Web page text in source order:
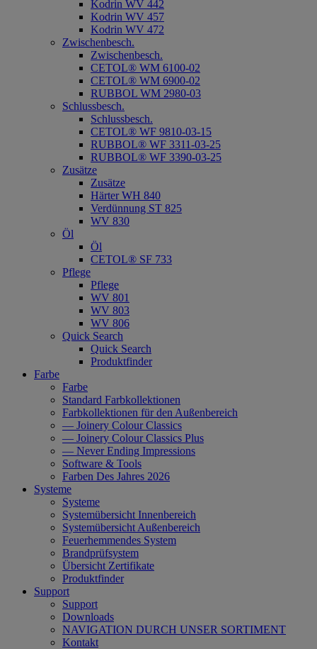
Kodrin WV 442
Kodrin WV 457
Kodrin WV 472
Zwischenbesch.
Zwischenbesch.
CETOL® WM 6100-02
CETOL® WM 6900-02
RUBBOL WM 2980-03
Schlussbesch.
Schlussbesch.
CETOL® WF 9810-03-15
RUBBOL® WF 3311-03-25
RUBBOL® WF 3390-03-25
Zusätze
Zusätze
Härter WH 840
Verdünnung ST 825
WV 830
Öl
Öl
CETOL® SF 733
Pflege
Pflege
WV 801
WV 803
WV 806
Quick Search
Quick Search
Produktfinder
Farbe
Farbe
Standard Farbkollektionen
Farbkollektionen für den Außenbereich
— Joinery Colour Classics
— Joinery Colour Classics Plus
— Never Ending Impressions
Software & Tools
Farben Des Jahres 2026
Systeme
Systeme
Systemübersicht Innenbereich
Systemübersicht Außenbereich
Feuerhemmendes System
Brandprüfsystem
Übersicht Zertifikate
Produktfinder
Support
Support
Downloads
NAVIGATION DURCH UNSER SORTIMENT
Kontakt